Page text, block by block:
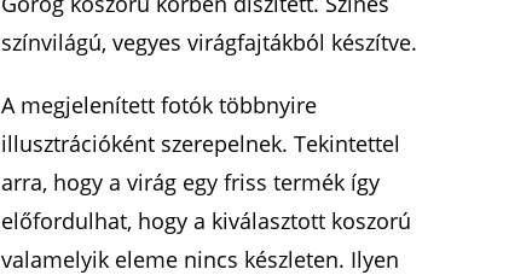
színvilágú, vegyes virágfajtákból készítve.
A megjelenített fotók többnyire
illusztrációként szerepelnek. Tekintettel
arra, hogy a virág egy friss termék így
előfordulhat, hogy a kiválasztott koszorú
valamelyik eleme nincs készleten. Ilyen